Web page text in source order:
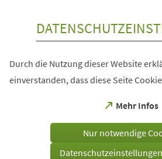
Durch die Nutzung dieser Website
einverstanden, dass diese Seite
Mehr Infos
(Öffnet
einem
Tab)
Nur notwendige